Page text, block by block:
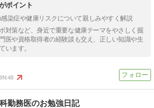
ポイント
染症や健康リスクについて親しみやすく解説
対策など、身近で重要な健康テーマをやさしく掘
医や資格取得者の経験談も交え、正しい知識や生
います。
IN:48
勤務医のお勉強日記